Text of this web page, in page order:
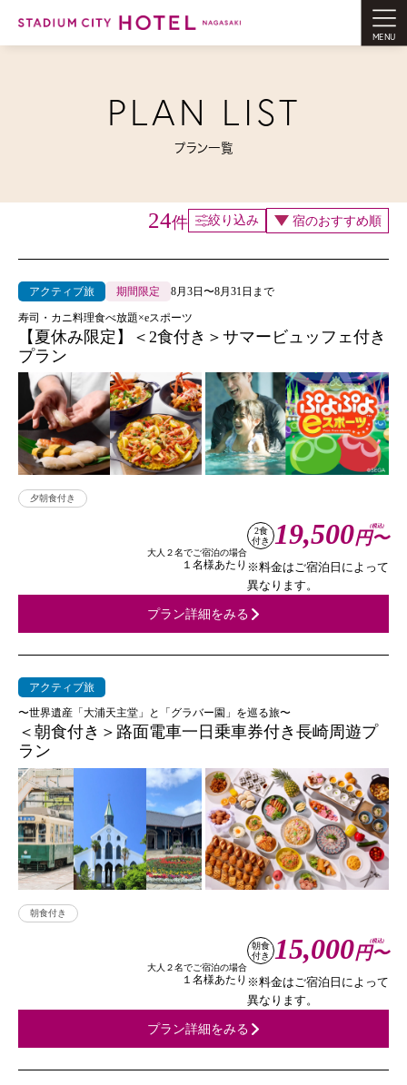
MENU
PLAN LIST
プラン一覧
24件 絞り込み
アクティブ旅 期間限定 8月3日〜8月31日まで
寿司・カニ料理食べ放題×eスポーツ
【夏休み限定】＜2食付き＞サマービュッフェ付き
プラン
夕朝食付き
大人２名でご宿泊の場合
１名様あたり
2食
付き
19,500円〜
(税込)
※料金はご宿泊日によって
異なります。
プラン詳細をみる
アクティブ旅
〜世界遺産「大浦天主堂」と「グラバー園」を巡る旅〜
＜朝食付き＞路面電車一日乗車券付き長崎周遊プ
ラン
朝食付き
大人２名でご宿泊の場合
１名様あたり
朝食
付き
15,000円〜
(税込)
※料金はご宿泊日によって
異なります。
プラン詳細をみる